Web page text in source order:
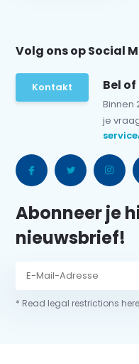
Volg ons op Social
Kontakt Bel
Binnen
je
Abonneer je
nieuwsbrief!
* Read legal restrictions here